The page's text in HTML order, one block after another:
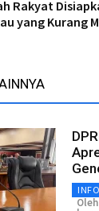
Rakyat
yang Kurang
Oleh